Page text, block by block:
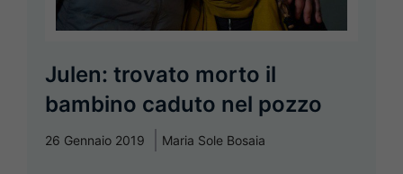
Julen: trovato morto il
bambino caduto nel pozzo
26 Gennaio 2019 Maria Sole Bosaia